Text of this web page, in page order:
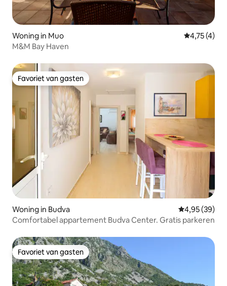
Woning in Muo
4,75 (4)
M&M Bay Haven
Favoriet van gasten
Favoriet van gasten
Woning in Budva Gemiddelde
4,95 (39)
Comfortabel appartement Budva Center. Gratis parkeren
Favoriet van gasten
Favoriet van gasten